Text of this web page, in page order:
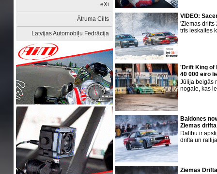
eXi
Ātruma Cilts
Latvijas Automobiļu Fedrācija
VIDEO:
'Ziemas drifts
trīs ieskaites
'Drift King of
40 000 eiro
Jūlija beigās
nogale, kas
Baldones
Ziemas
Dalību ir
drifta un
Ziemas